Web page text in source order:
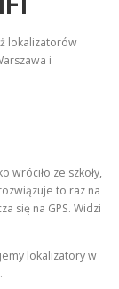
lokalizatorów
i
wróciło ze szkoły,
to raz na
się na GPS. Widzi
lokalizatory w